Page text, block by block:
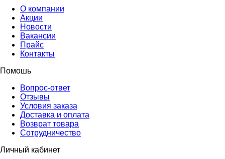
О компании
Акции
Новости
Вакансии
Прайс
Контакты
Помошь
Вопрос-ответ
Отзывы
Условия заказа
Доставка и оплата
Возврат товара
Сотрудничество
Личный кабинет